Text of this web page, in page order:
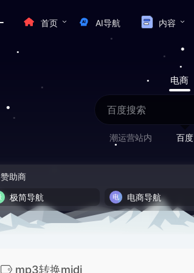
首页 AI导航 内容
电商
潮运营站内 百度
赞助商
极简导航
电商导航
mp3转换midi